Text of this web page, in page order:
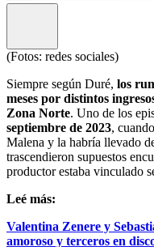
(Fotos: redes sociales)
Siempre según Duré, los
meses por distintos
Zona Norte. Uno de los
septiembre de 2023,
Malena y la habría llevado
trascendieron supuestos
productor estaba vinculado
Leé más:
Valentina Zenere y
amoroso y terceros en